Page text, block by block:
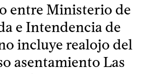
entre Ministerio de
e Intendencia de
incluye realojo del
asentamiento Las